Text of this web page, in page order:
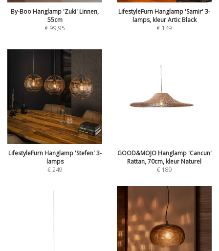
By-Boo Hanglamp 'Zuki' Linnen,
55cm
€99,95
LifestyleFurn Hanglamp 'Samir' 3-
lamps, kleur Artic Black
€ 149
LifestyleFurn Hanglamp 'Stefen' 3-
lamps
€249
GOOD&MOJO Hanglamp 'Cancun'
Rattan, 70cm, kleur Naturel
€ 189